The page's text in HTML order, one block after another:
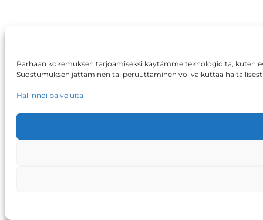
Parhaan kokemuksen tarjoamiseksi käytämme teknologioita, kuten
Suostumuksen jättäminen tai peruuttaminen voi vaikuttaa
Hallinnoi palveluita